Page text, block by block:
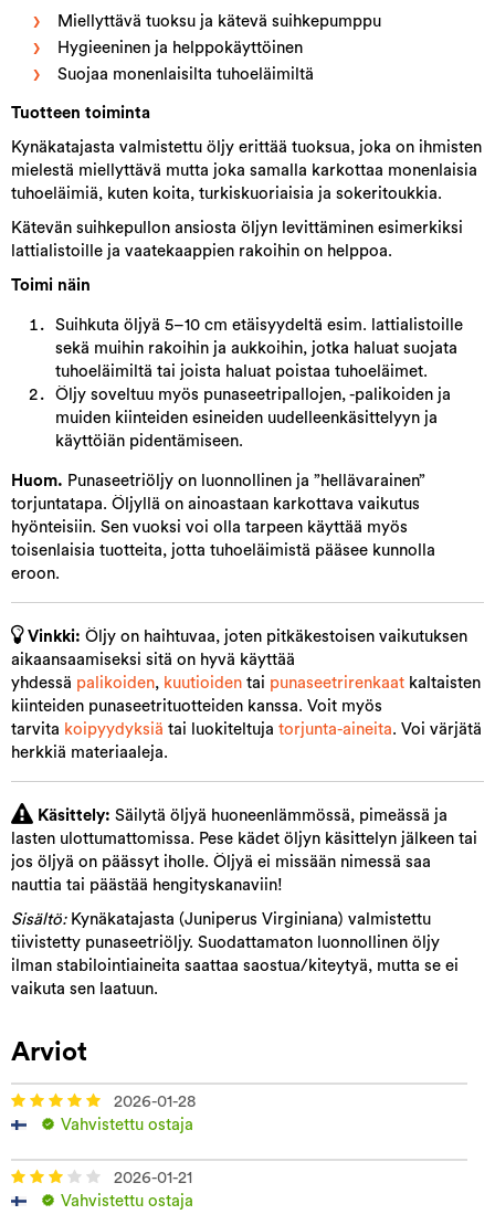
Miellyttävä tuoksu ja kätevä suihkepumppu
Hygieeninen ja helppokäyttöinen
Suojaa monenlaisilta tuhoeläimiltä
Tuotteen toiminta
Kynäkatajasta valmistettu öljy erittää tuoksua, joka on ihmisten
mielestä miellyttävä mutta joka samalla karkottaa monenlaisia
tuhoeläimiä, kuten koita, turkiskuoriaisia ja sokeritoukkia.
Kätevän suihkepullon ansiosta öljyn levittäminen esimerkiksi
lattialistoille ja vaatekaappien rakoihin on helppoa.
Toimi näin
Suihkuta öljyä 5–10 cm etäisyydeltä esim. lattialistoille
sekä muihin rakoihin ja aukkoihin, jotka haluat suojata
tuhoeläimiltä tai joista haluat poistaa tuhoeläimet.
Öljy soveltuu myös punaseetripallojen, -palikoiden ja
muiden kiinteiden esineiden uudelleenkäsittelyyn ja
käyttöiän pidentämiseen.
Huom. Punaseetriöljy on luonnollinen ja ”hellävarainen”
torjuntatapa. Öljyllä on ainoastaan karkottava vaikutus
hyönteisiin. Sen vuoksi voi olla tarpeen käyttää myös
toisenlaisia tuotteita, jotta tuhoeläimistä pääsee kunnolla
eroon.
Vinkki: Öljy on haihtuvaa, joten pitkäkestoisen vaikutuksen
aikaansaamiseksi sitä on hyvä käyttää
yhdessä palikoiden, kuutioiden tai punaseetrirenkaat kaltaisten
kiinteiden punaseetrituotteiden kanssa. Voit myös
tarvita koipyydyksiä tai luokiteltuja torjunta-aineita. Voi värjätä
herkkiä materiaaleja.
Käsittely: Säilytä öljyä huoneenlämmössä, pimeässä ja
lasten ulottumattomissa. Pese kädet öljyn käsittelyn jälkeen tai
jos öljyä on päässyt iholle. Öljyä ei missään nimessä saa
nauttia tai päästää hengityskanaviin!
Sisältö: Kynäkatajasta (Juniperus Virginiana) valmistettu
tiivistetty punaseetriöljy. Suodattamaton luonnollinen öljy
ilman stabilointiaineita saattaa saostua/kiteytyä, mutta se ei
vaikuta sen laatuun.
Arviot
2026-01-28
Vahvistettu ostaja
2026-01-21
Vahvistettu ostaja